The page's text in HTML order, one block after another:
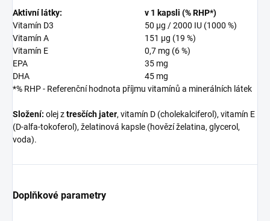
Aktivní látky:
v 1 kapsli (% RHP*)
Vitamín D3
50 µg / 2000 IU (1000 %)
Vitamín A
151 µg (19 %)
Vitamín E
0,7 mg (6 %)
EPA
35 mg
DHA
45 mg
*% RHP - Referenční hodnota příjmu vitamínů a minerálních látek
Složení: olej ztresčích jater, vitamín D (cholekalciferol), vitamín E
(D-alfa-tokoferol), želatinová kapsle (hovězí želatina, glycerol,
voda).
Doplňkové parametry